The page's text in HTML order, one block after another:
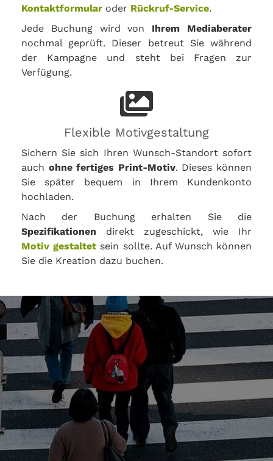
Kontaktformular oder Rückruf-Service.
Jede Buchung wird von Ihrem Mediaberater
nochmal geprüft. Dieser betreut Sie während
der Kampagne und steht bei Fragen zur
Verfügung.
Flexible Motivgestaltung
Sichern Sie sich Ihren Wunsch-Standort sofort
auch ohne fertiges Print-Motiv. Dieses können
Sie später bequem in Ihrem Kundenkonto
hochladen.
Nach der Buchung erhalten Sie die
Spezifikationen direkt zugeschickt, wie Ihr
Motiv gestaltet sein sollte. Auf Wunsch können
Sie die Kreation dazu buchen.